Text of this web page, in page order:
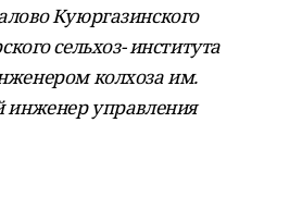
Куюргазинского
сельхоз- института
колхоза им.
инженер управления